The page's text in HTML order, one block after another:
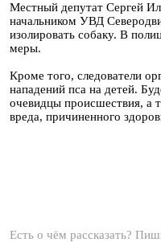
Местный депутат Сергей
начальником УВД
изолировать собаку. В
меры.
Кроме того, следователи
нападений пса на детей.
очевидцы происшествия, а
вреда, причиненного
Есть о чём рассказать?